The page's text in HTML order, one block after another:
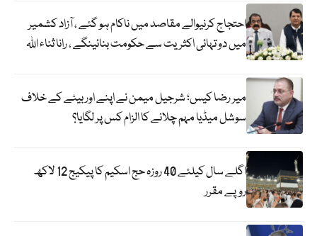
احتجاج کرنیوالے مقاصد میں ناکام ہو گئے ، آزاد کشمیر
میں دو تہائی اکثریت سے حکومت بنائینگے ، رانا ثناء اللہ
میر رضا کیس؛ شرجیل میمن نے اپنے اور بیٹے کے خلاف
سوشل میڈیا مہم چلانے کا الزام کس پر لگایا؟
اگلے سال کیلئے 40 روزہ حج اسکیم کا پیکیج 12 لاکھ
روپے مقرر